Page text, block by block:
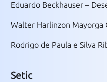
Eduardo Beckhauser –
Walter Harlinzon Mayorga
Rodrigo de Paula e Silva
Setic